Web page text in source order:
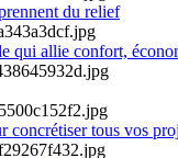
du relief
qui allie confort,
concrétiser tous vos